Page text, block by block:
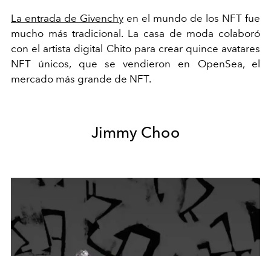
La entrada de Givenchy en el mundo de los NFT fue
mucho más tradicional. La casa de moda colaboró
con el artista digital Chito para crear quince avatares
NFT únicos, que se vendieron en OpenSea, el
mercado más grande de NFT.
Jimmy Choo